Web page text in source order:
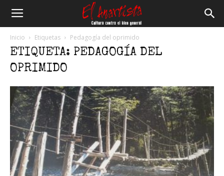
Inicio Etiquetas Pedagogía del oprimido
ETIQUETA: PEDAGOGÍA DEL
OPRIMIDO